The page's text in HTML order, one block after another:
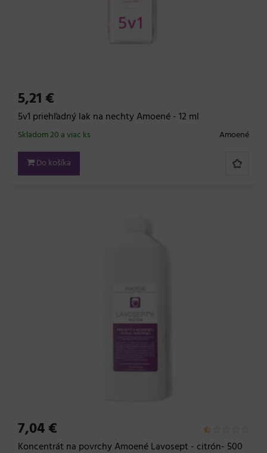
5,21 €
5v1 priehľadný lak na nechty Amoené - 12 ml
Amoené
Skladom 20 a viac ks
Do košíka
7,04 €
Koncentrát na povrchy Amoené Lavosept - citrón- 500